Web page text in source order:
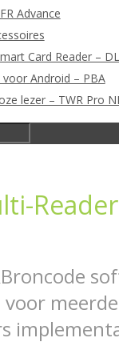
Advance
Card Reader –
Android – PBA
lezer – TWR Pro